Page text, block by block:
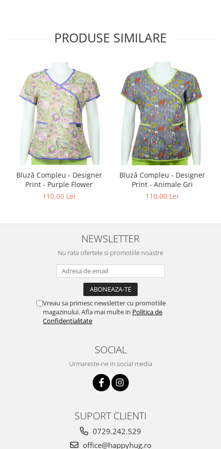
PRODUSE SIMILARE
Bluză Compleu - Designer
Print - Purple Flower
110,00 Lei
Bluză Compleu - Designer
Print - Animale Gri
110,00 Lei
NEWSLETTER
Nu rata ofertele si promotiile noastre
Vreau sa primesc newsletter cu promotiile
magazinului. Afla mai multe in Politica de
Confidentialitate
SOCIAL
Urmareste-ne in social media
SUPORT CLIENTI
0729.242.529
office@happyhug.ro